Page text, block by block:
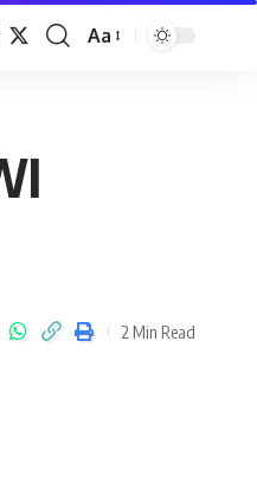
Aa
2 Min Read